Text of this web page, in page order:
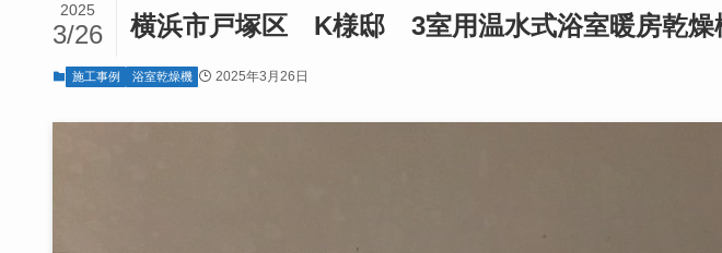
横浜市戸塚区 K様邸 3室用温水式浴室暖房乾燥
2025
3/26
施工事例 浴室乾燥機 2025年3月26日